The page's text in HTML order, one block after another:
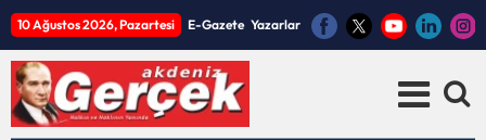
10 Ağustos 2026, Pazartesi E-Gazete Yazarlar